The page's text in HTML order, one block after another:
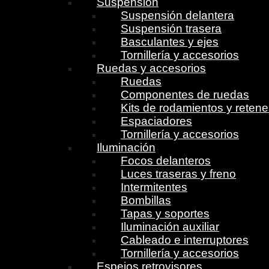
Suspensión delantera
Suspensión trasera
Basculantes y ejes
Tornillería y accesorios
Ruedas y accesorios
Ruedas
Componentes de ruedas
Kits de rodamientos y
Espaciadores
Tornillería y accesorios
Iluminación
Focos delanteros
Luces traseras y freno
Intermitentes
Bombillas
Tapas y soportes
Iluminación auxiliar
Cableado e interruptores
Tornillería y accesorios
Espejos retrovisores